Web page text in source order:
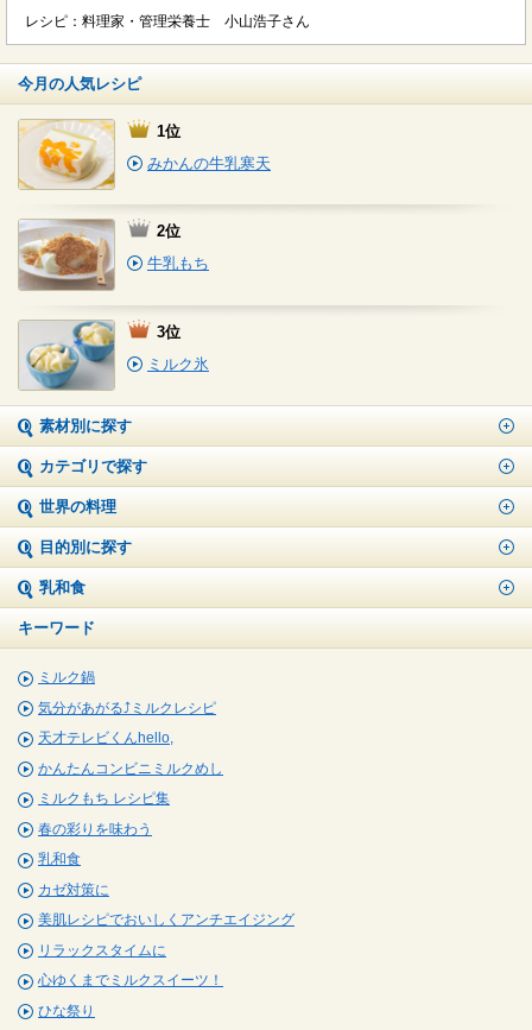
レシピ：料理家・管理栄養士 小山浩子さん
今月の人気レシピ
1位
みかんの牛乳寒天
2位
牛乳もち
3位
ミルク氷
素材別に探す
カテゴリで探す
世界の料理
目的別に探す
乳和食
キーワード
ミルク鍋
気分があがる⤴ミルクレシピ
天才テレビくんhello,
かんたんコンビニミルクめし
ミルクもち レシピ集
春の彩りを味わう
乳和食
カゼ対策に
美肌レシピでおいしくアンチエイジング
リラックスタイムに
心ゆくまでミルクスイーツ！
ひな祭り